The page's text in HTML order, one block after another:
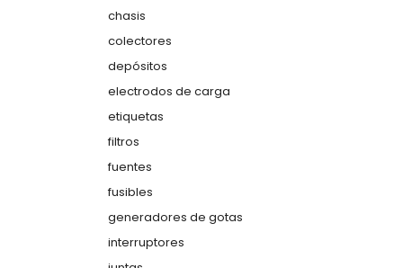
chasis
colectores
depósitos
electrodos de carga
etiquetas
filtros
fuentes
fusibles
generadores de gotas
interruptores